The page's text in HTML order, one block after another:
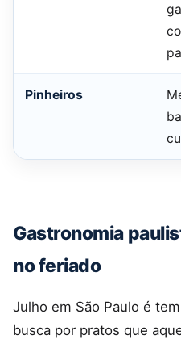
Pinheiros
Gastronomia
no feriado
Julho em São Paulo é
busca por pratos que